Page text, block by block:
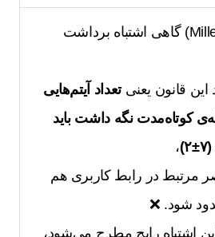
قانون میلر (Miller’s Law) گاهی اشتباه برداشت
قانون یعنیتعداد آیتم‌هایی
کوتاه‌مدت نگه داشت باید
،
مرتبط در رابط کاربری هم
شود. ❌
اشتباه رایج مطرح می‌شود،